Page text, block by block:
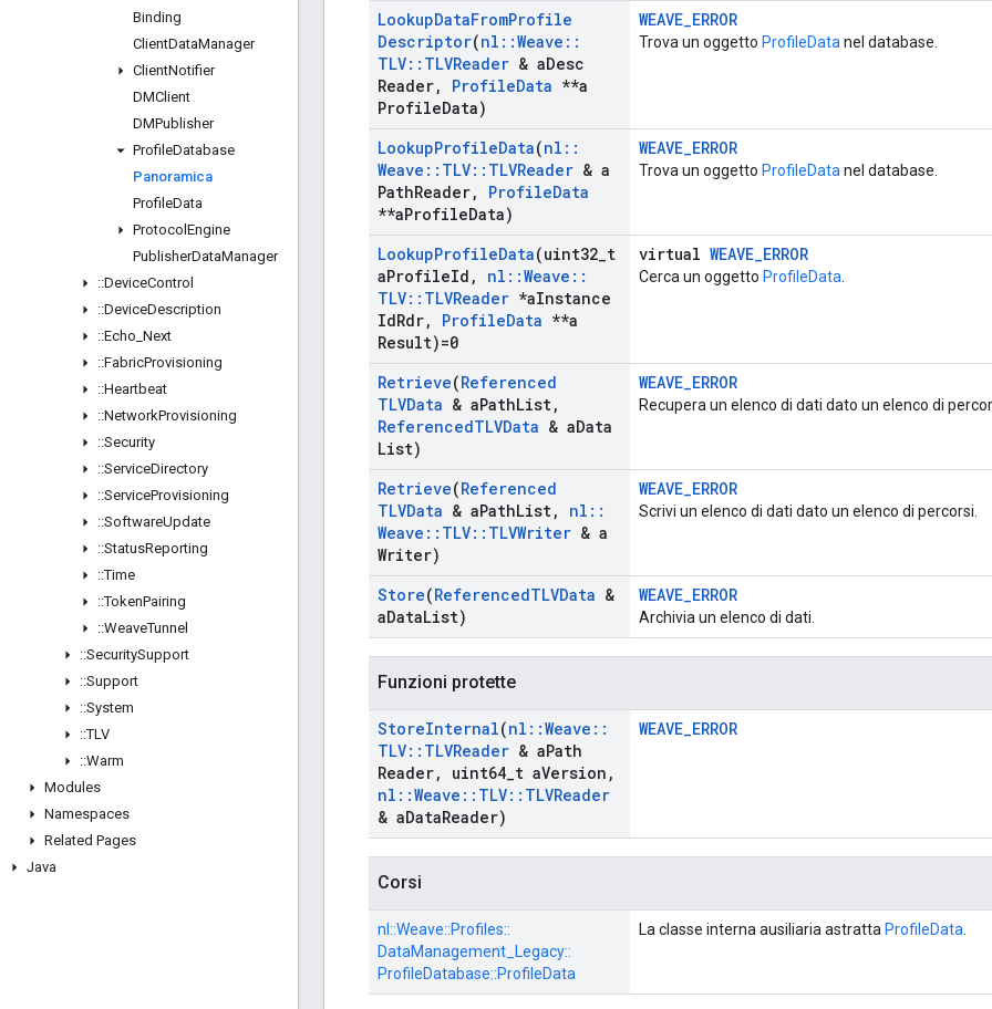
Binding
ClientDataManager
ClientNotifier
DMClient
DMPublisher
ProfileDatabase
Panoramica
ProfileData
Protocol Engine
PublisherDataManager
::DeviceControl
::DeviceDescription
::Echo Next
::FabricProvisioning
::Heartbeat
::NetworkProvisioning
::Security
::ServiceDirectory
::ServiceProvisioning
::SoftwareUpdate
::StatusReporting
::Time
::TokenPairing
::WeaveTunnel
::SecuritySupport
::Support
::System
::TLV
::Warm
Modules
Namespaces
Related Pages
Java
LookupDataFromProfile
Descriptor(nl ::Weave ::
TLV:: TLVReader & aDesc
Reader, ProfileData **a
ProfileData)
WEAVE_ERROR
Trova un oggetto ProfileData nel database.
LookupProfileData(nl ::
Weave :: TLV:: TLVReader & a
PathReader, ProfileData
**aProfileData)
WEAVE_ERROR
Trova un oggetto ProfileData nel database.
LookupProfileData(uint32 t
aProfileId , nl ::Weave ::
TLV:: TLVReader *aInstance
IdRdr, ProfileData **a
Result)=0
virtual WEAVE_ERROR
Cerca un oggetto ProfileData
Retrieve(Referenced
TLVData & aPathList,
ReferencedTLVData & aData
List)
WEAVE_ERROR
Recupera un elenco di dati dato un elenco di
Retrieve(Referenced
TLVData & aPathList, nl ::
Weave :: TLV:: TLVWriter & a
Writer)
WEAVE_ERROR
Scrivi un elenco di dati dato un elenco di percorsi.
Store(ReferencedTLVData &
aDataList)
WEAVE_ERROR
Archivia un elenco di dati.
Funzioni protette
StoreInternal(nl ::Weave ::
TLV:: TLVReader & aPath
Reader, uint64 t aVersion ,
nl ::Weave :: TLV:: TLVReader
& aDataReader)
WEAVE_ERROR
Corsi
nl::Weave::Profiles::
DataManagement_Legacy::
ProfileDatabase::ProfileData
La classe interna ausiliaria astratta ProfileData